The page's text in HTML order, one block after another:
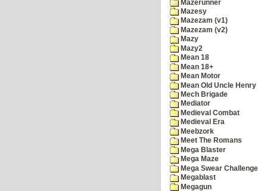
Mazerunner
Mazesy
Mazezam (v1)
Mazezam (v2)
Mazy
Mazy2
Mean 18
Mean 18+
Mean Motor
Mean Old Uncle Henry
Mech Brigade
Mediator
Medieval Combat
Medieval Era
Meebzork
Meet The Romans
Mega Blaster
Mega Maze
Mega Swear Challenge
Megablast
Megagun